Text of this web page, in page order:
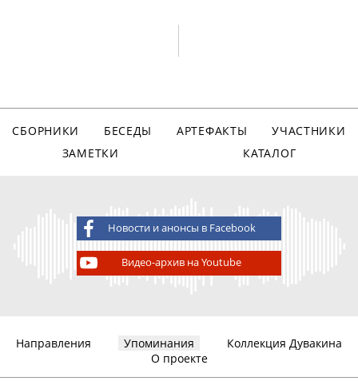
СБОРНИКИ БЕСЕДЫ АРТЕФАКТЫ
УЧАСТНИКИ
ЗАМЕТКИ
КАТАЛОГ
Новости и анонсы в Facebook
Видео-архив на Youtube
Направления Упоминания
Коллекция Дувакина
О проекте